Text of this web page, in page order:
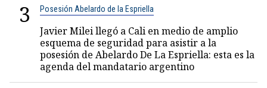
3 Posesión Abelardo de la Espriella
Javier Milei llegó a Cali en medio de amplio
esquema de seguridad para asistir a la
posesión de Abelardo De La Espriella: esta es la
agenda del mandatario argentino